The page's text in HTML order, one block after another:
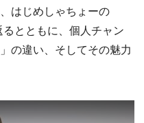
はじめしゃちょーの
とともに、個人チャン
の違い、そしてその魅力